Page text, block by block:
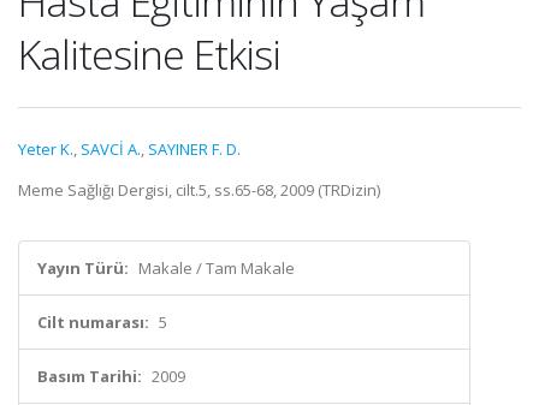
Kalitesine Etkisi
Yeter K., SAVCİ A., SAYINER F. D.
Meme Sağlığı Dergisi, cilt.5, ss.65-68, 2009 (TRDizin)
Yayın Türü: Makale / Tam Makale
Cilt numarası: 5
Basım Tarihi: 2009